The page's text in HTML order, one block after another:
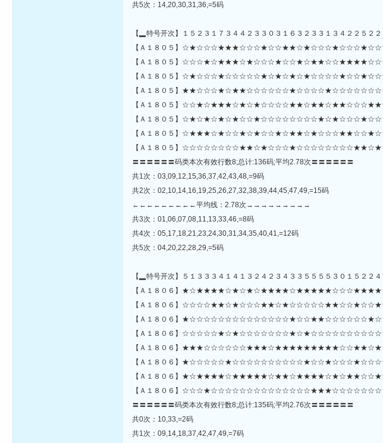
共5次：14,20,30,31,36,=5码
【▂特号开次】１５２３１７３４４２３３０３１６３２３３１３４２２５２２
【Ａ１８０５】☆★☆☆☆★★★☆☆☆★☆☆★★☆★☆☆☆★☆☆☆★☆☆☆★
【Ａ１８０５】☆☆☆★☆★★★☆★☆☆☆★☆☆★☆★★☆☆★★★★☆☆☆★
【Ａ１８０５】
【Ａ１８０５】★★☆☆☆★☆★★☆☆☆☆☆☆★☆☆☆☆★☆☆☆☆☆☆☆☆☆
【Ａ１８０５】☆☆★☆★★★☆★☆★☆☆☆☆★★☆★★☆★★☆☆☆★★☆☆
【Ａ１８０５】☆★☆★☆★☆★☆☆★☆☆☆☆☆☆☆☆★☆★☆☆☆★☆☆★★
【Ａ１８０５】
【Ａ１８０５】
〓〓〓〓〓〓码类本次有效行数8;总计:136码;平均2.78次〓〓〓〓〓〓
共1次：03,09,12,15,36,37,42,43,48,=9码
共2次：02,10,14,16,19,25,26,27,32,38,39,44,45,47,49,=15码
←←←←←←←←←平均线：2.78次→→→→→→→→→
共3次：01,06,07,08,11,13,33,46,=8码
共4次：05,17,18,21,23,24,30,31,34,35,40,41,=12码
共5次：04,20,22,28,29,=5码
【▂特号开次】５１３３３４１４１３２４２３４３３５５５５３０１５２２４
【Ａ１８０６】★☆★★★★☆★☆★☆★★★★☆★★★★★☆☆☆★★★★★☆
【Ａ１８０６】☆☆☆☆★★☆★☆☆☆★★☆★☆☆☆☆☆★★☆☆★☆☆★☆☆
【Ａ１８０６】
【Ａ１８０６】☆☆☆☆☆★☆★☆☆☆☆☆☆☆★☆★☆☆☆☆☆☆☆☆☆☆☆★
【Ａ１８０６】★★★☆☆☆☆☆☆★★★☆★★★★★★★★★☆☆★★☆★★★
【Ａ１８０６】★☆☆☆☆☆★☆☆☆☆☆☆☆☆☆☆★☆☆★☆☆☆★☆☆☆★☆
【Ａ１８０６】
【Ａ１８０６】
〓〓〓〓〓〓码类本次有效行数8;总计:135码;平均2.76次〓〓〓〓〓〓
共0次：10,33,=2码
共1次：09,14,18,37,42,47,49,=7码